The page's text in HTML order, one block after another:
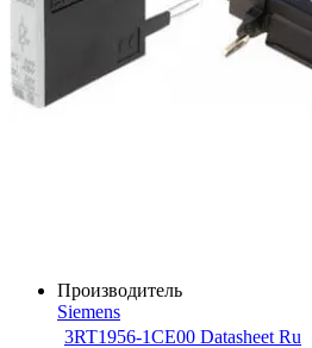
Производитель
Siemens
3RT1956-1CE00 Datasheet Ru